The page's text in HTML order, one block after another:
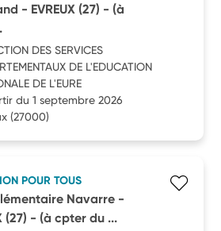
- EVREUX (27) - (à
DES SERVICES
DE L'EDUCATION
DE L'EURE
du 1 septembre 2026
(27000)
POUR TOUS
Navarre -
(27) - (à cpter du ...